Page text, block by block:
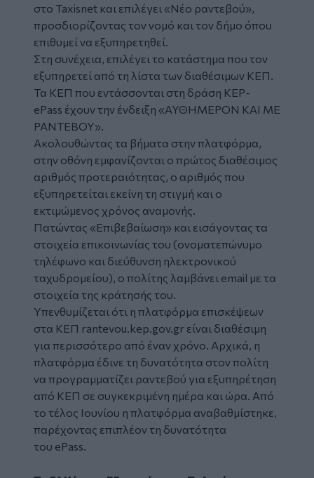
στο Taxisnet και επιλέγει «Νέο ραντεβού»,
προσδιορίζοντας τον νομό και τον δήμο όπου
επιθυμεί να εξυπηρετηθεί.
Στη συνέχεια, επιλέγει το κατάστημα που τον
εξυπηρετεί από τη λίστα των διαθέσιμων ΚΕΠ.
Τα ΚΕΠ που εντάσσονται στη δράση KEP-
ePass έχουν την ένδειξη «ΑΥΘΗΜΕΡΟΝ ΚΑΙ ΜΕ
ΡΑΝΤΕΒΟΥ».
Ακολουθώντας τα βήματα στην πλατφόρμα,
στην οθόνη εμφανίζονται ο πρώτος διαθέσιμος
αριθμός προτεραιότητας, ο αριθμός που
εξυπηρετείται εκείνη τη στιγμή και ο
εκτιμώμενος χρόνος αναμονής.
Πατώντας «Επιβεβαίωση» και εισάγοντας τα
στοιχεία επικοινωνίας του (ονοματεπώνυμο
τηλέφωνο και διεύθυνση ηλεκτρονικού
ταχυδρομείου), ο πολίτης λαμβάνει email με τα
στοιχεία της κράτησής του.
Υπενθυμίζεται ότι η πλατφόρμα επισκέψεων
στα ΚΕΠ rantevou.kep.gov.gr είναι διαθέσιμη
για περισσότερο από έναν χρόνο. Αρχικά, η
πλατφόρμα έδινε τη δυνατότητα στον πολίτη
να προγραμματίζει ραντεβού για εξυπηρέτηση
από ΚΕΠ σε συγκεκριμένη ημέρα και ώρα. Από
το τέλος Ιουνίου η πλατφόρμα αναβαθμίστηκε,
παρέχοντας επιπλέον τη δυνατότητα
του ePass.